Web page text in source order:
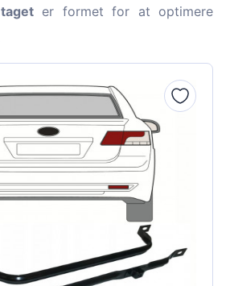
tageter formet for at optimere